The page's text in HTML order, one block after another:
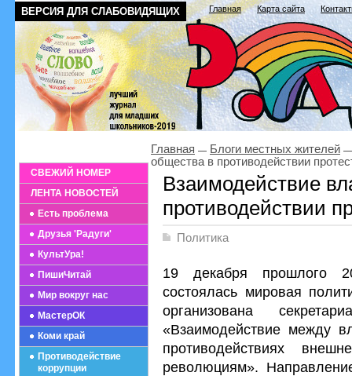
ВЕРСИЯ ДЛЯ СЛАБОВИДЯЩИХ Главная Карта сайта
СВЕЖИЙ НОМЕР
ЛЕНТА НОВОСТЕЙ
Есть проблема
Друзья 'Радуги'
КультУра!
ПишиЧитай
Мир вокруг нас
МастерОК
Коми край
Противодействие
коррупции
Главная
Блоги местных жителей
общества в противодействии
Взаимодействие
противодействии
Политика
19 декабря прошлого
состоялась мировая
организована
«Взаимодействие между
противодействиях
революциям».